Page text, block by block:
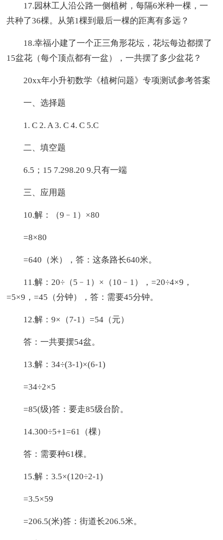
17.园林工人沿公路一侧植树，每隔6米种一棵，一
共种了36棵。从第1棵到最后一棵的距离有多远？
18.幸福小建了一个正三角形花坛，花坛每边都摆了
15盆花（每个顶点都有一盆），一共摆了多少盆花？
20xx年小升初数学《植树问题》专项测试参考答案
一、选择题
1. C 2. A 3. C 4. C 5.C
二、填空题
6.5；15 7.298.20 9.只有一端
三、应用题
10.解：（9﹣1）×80
=8×80
=640（米），答：这条路长640米。
11.解：20÷（5﹣1）×（10﹣1），=20÷4×9，
=5×9，=45（分钟），答：需要45分钟。
12.解：9×（7-1）=54（元）
答：一共要摆54盆。
13.解：34÷(3-1)×(6-1)
=34÷2×5
=85(级)答：要走85级台阶。
14.300÷5+1=61（棵）
答：需要种61棵。
15.解：3.5×(120÷2-1)
=3.5×59
=206.5(米)答：街道长206.5米。